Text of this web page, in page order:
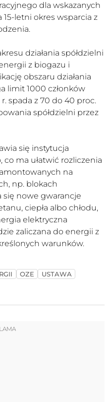
dla wskazanych
15-letni okres wsparcia z
działania spółdzielni
z biogazu i
obszaru działania
limit 1000 członków
spada z 70 do 40 proc.
spółdzielni przez
się instytucja
ma ułatwić rozliczenia
na
np. blokach
się nowe gwarancje
ciepła albo chłodu,
elektryczna
zaliczana do energii z
warunków.
OZE USTAWA